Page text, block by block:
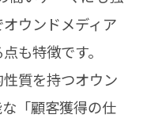
ウンドメディア
も特徴です。
質を持つオウン
「顧客獲得の仕